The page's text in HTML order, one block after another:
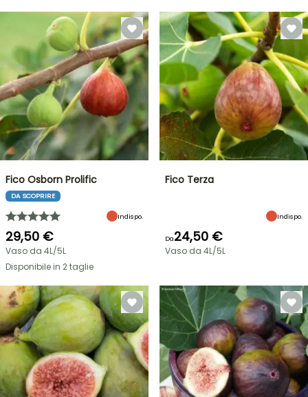
Fico Osborn Prolific
DA SCOPRIRE
Indispo.
29,50 €
Vaso da 4L/5L
Disponibile in 2 taglie
Fico Terza
Indispo.
Da24,50 €
Vaso da 4L/5L